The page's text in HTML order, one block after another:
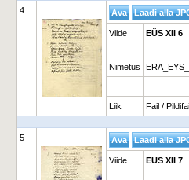
4
Viide EÜS XII 6
Nimetus
Liik Fail /
5
Viide EÜS XII 7